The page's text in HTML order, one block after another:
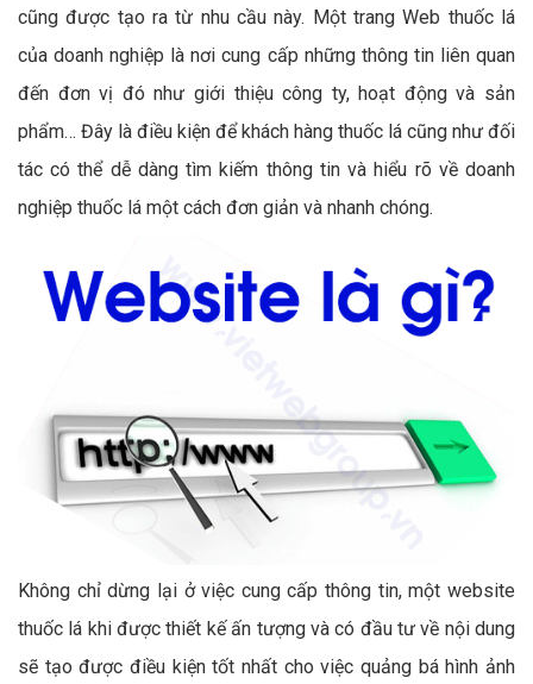
cũng được tạo ra từ nhu cầu này. Một trang Web thuốc lá
của doanh nghiệp là nơi cung cấp những thông tin liên quan
đến đơn vị đó như giới thiệu công ty, hoạt động và sản
phẩm… Đây là điều kiện để khách hàng thuốc lá cũng như đối
tác có thể dễ dàng tìm kiếm thông tin và hiểu rõ về doanh
nghiệp thuốc lá một cách đơn giản và nhanh chóng.
Không chỉ dừng lại ở việc cung cấp thông tin, một website
thuốc lá khi được thiết kế ấn tượng và có đầu tư về nội dung
sẽ tạo được điều kiện tốt nhất cho việc quảng bá hình ảnh